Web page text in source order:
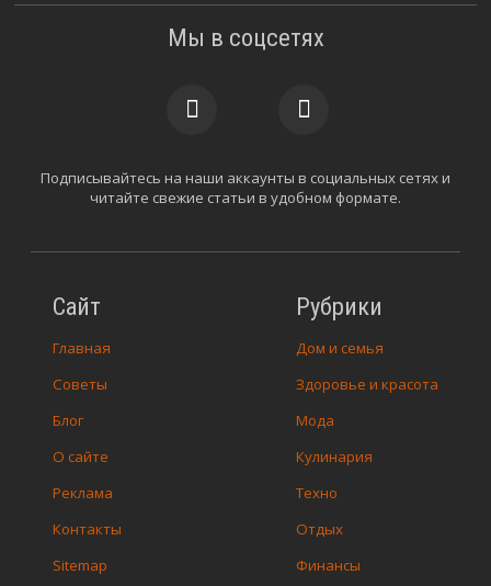
Сайт
Главная
Советы
Блог
О сайте
Реклама
Контакты
Sitemap
Рубрики
Дом и семья
Здоровье и красота
Мода
Кулинария
Техно
Отдых
Финансы
Мы в соцсетях
Подписывайтесь на наши аккаунты в социальных сетях и
читайте свежие статьи в удобном формате.